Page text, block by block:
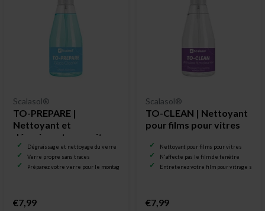
Scalasol®
TO-PREPARE |
Nettoyant et
dégraissant pour vitres
Dégraissage et nettoyage du verre
Verre propre sans traces
Préparez votre verre pour le montage sur feuille
€7,99
Scalasol®
TO-CLEAN | Nettoyant
pour films pour vitres
Nettoyant pour films pour vitres
N'affecte pas le film de fenêtre
Entretenez votre film pour vitrage sans
€7,99